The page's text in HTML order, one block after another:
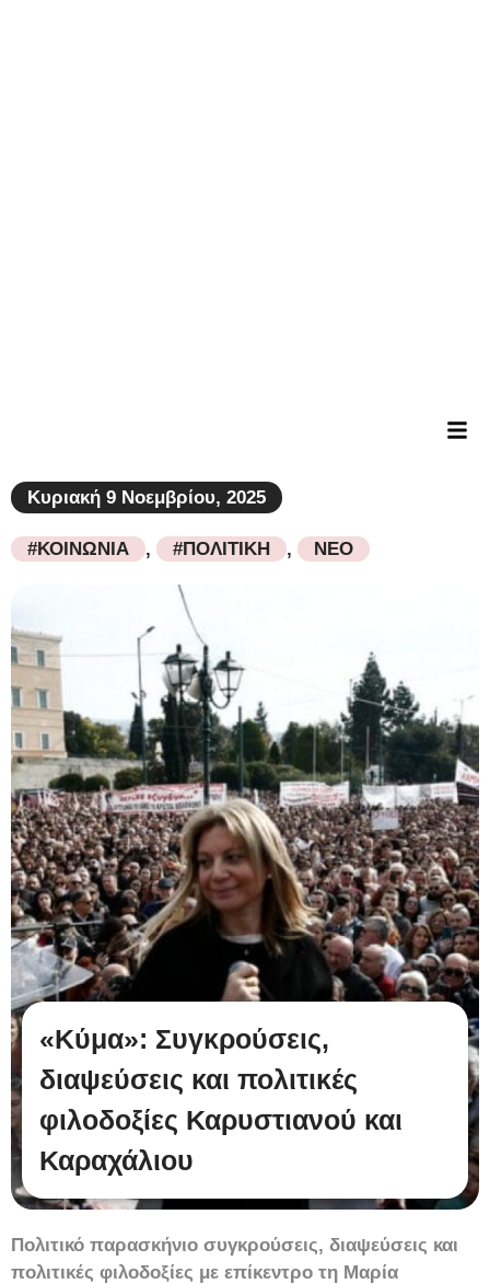
Κυριακή 9 Νοεμβρίου, 2025
#ΚΟΙΝΩΝΙΑ , #ΠΟΛΙΤΙΚΗ , ΝΕΟ
«Κύμα»: Συγκρούσεις,
διαψεύσεις και πολιτικές
φιλοδοξίες Καρυστιανού και
Καραχάλιου
Πολιτικό παρασκήνιο συγκρούσεις, διαψεύσεις και
πολιτικές φιλοδοξίες με επίκεντρο τη Μαρία